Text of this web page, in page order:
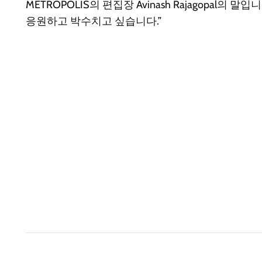
METROPOLIS의 편집장 Avinash Rajagopal의 말
응원하고 박수치고 싶습니다.”